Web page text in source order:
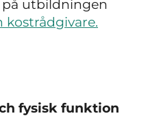
utbildningen
kostrådgivare.
fysisk funktion